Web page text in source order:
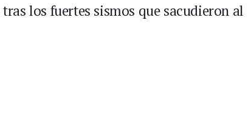
los fuertes sismos que sacudieron al